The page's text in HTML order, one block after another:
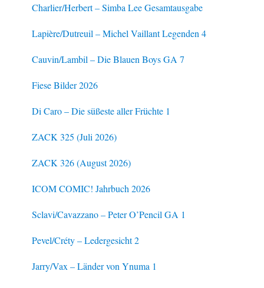
Charlier/Herbert – Simba Lee Gesamtausgabe
Lapière/Dutreuil – Michel Vaillant Legenden 4
Cauvin/Lambil – Die Blauen Boys GA 7
Fiese Bilder 2026
Di Caro – Die süßeste aller Früchte 1
ZACK 325 (Juli 2026)
ZACK 326 (August 2026)
ICOM COMIC! Jahrbuch 2026
Sclavi/Cavazzano – Peter O’Pencil GA 1
Pevel/Créty – Ledergesicht 2
Jarry/Vax – Länder von Ynuma 1